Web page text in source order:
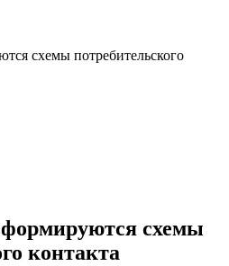
схемы потребительского
схемы
контакта